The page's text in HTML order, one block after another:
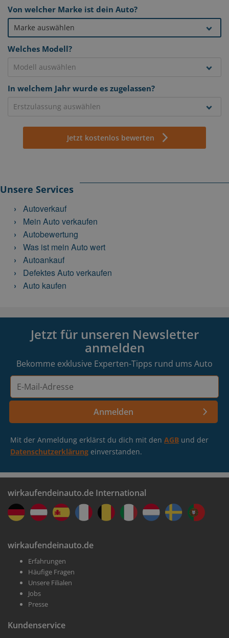
Von welcher Marke ist dein Auto?
Welches Modell?
In welchem Jahr wurde es zugelassen?
Jetzt kostenlos bewerten
Unsere Services
Autoverkauf
Mein Auto verkaufen
Autobewertung
Was ist mein Auto wert
Autoankauf
Defektes Auto verkaufen
Auto kaufen
Jetzt für unseren Newsletter
anmelden
Bekomme exklusive Experten-Tipps rund ums Auto
Adresse
Anmelden
Mit der Anmeldung erklärst du dich mit den AGB und der
Datenschutzerklärung einverstanden.
wirkaufendeinauto.de International
wirkaufendeinauto.de
Erfahrungen
Häufige Fragen
Unsere Filialen
Jobs
Presse
Kundenservice